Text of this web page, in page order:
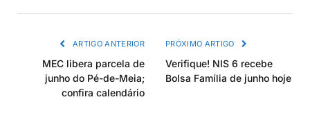
ARTIGO ANTERIOR
MEC libera parcela de
junho do Pé-de-Meia;
confira calendário
PRÓXIMO ARTIGO
Verifique! NIS 6 recebe
Bolsa Família de junho hoje